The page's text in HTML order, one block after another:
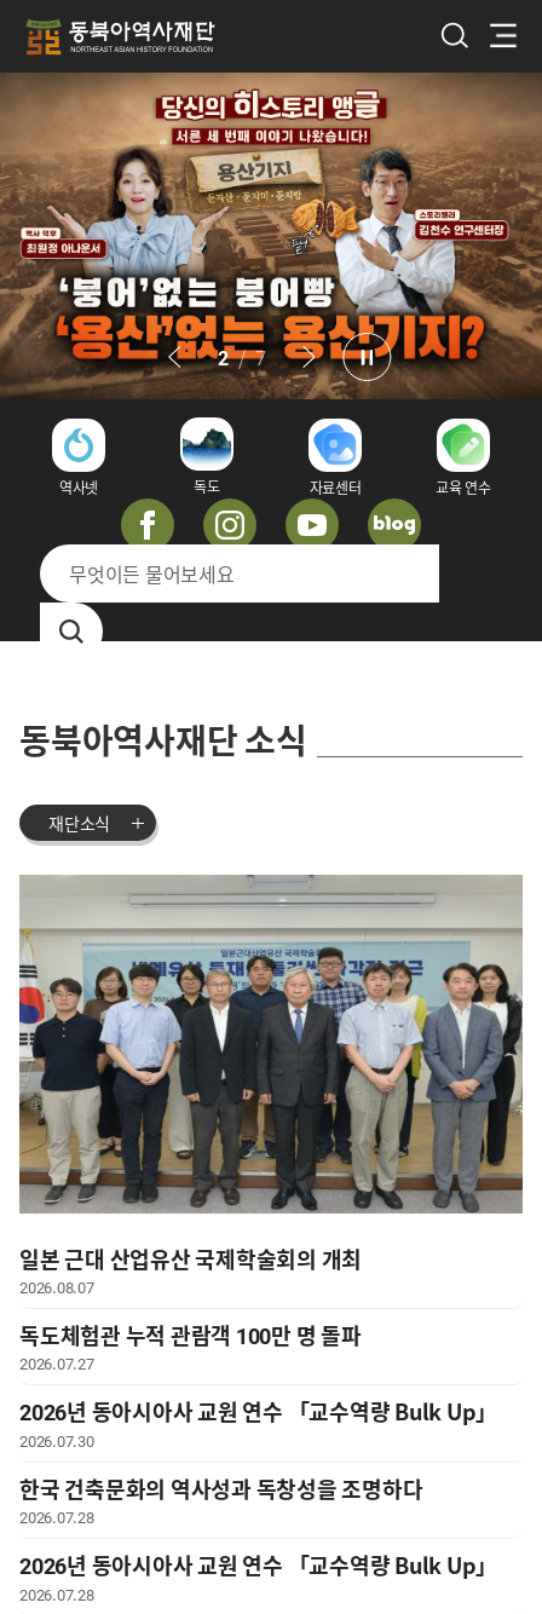
2 / 7
역사넷 독도 자료센터 교육 연수
동북아역사재단 소식
재단소식
일본 근대 산업유산 국제학술회의 개최
2026.08.07
독도체험관 누적 관람객 100만 명 돌파
2026.07.27
2026년 동아시아사 교원 연수 「교수역량 Bulk Up」
2기 실시
2026.07.30
한국 건축문화의 역사성과 독창성을 조명하다
2026.07.28
2026년 동아시아사 교원 연수 「교수역량 Bulk Up」
1기 실시
2026.07.28